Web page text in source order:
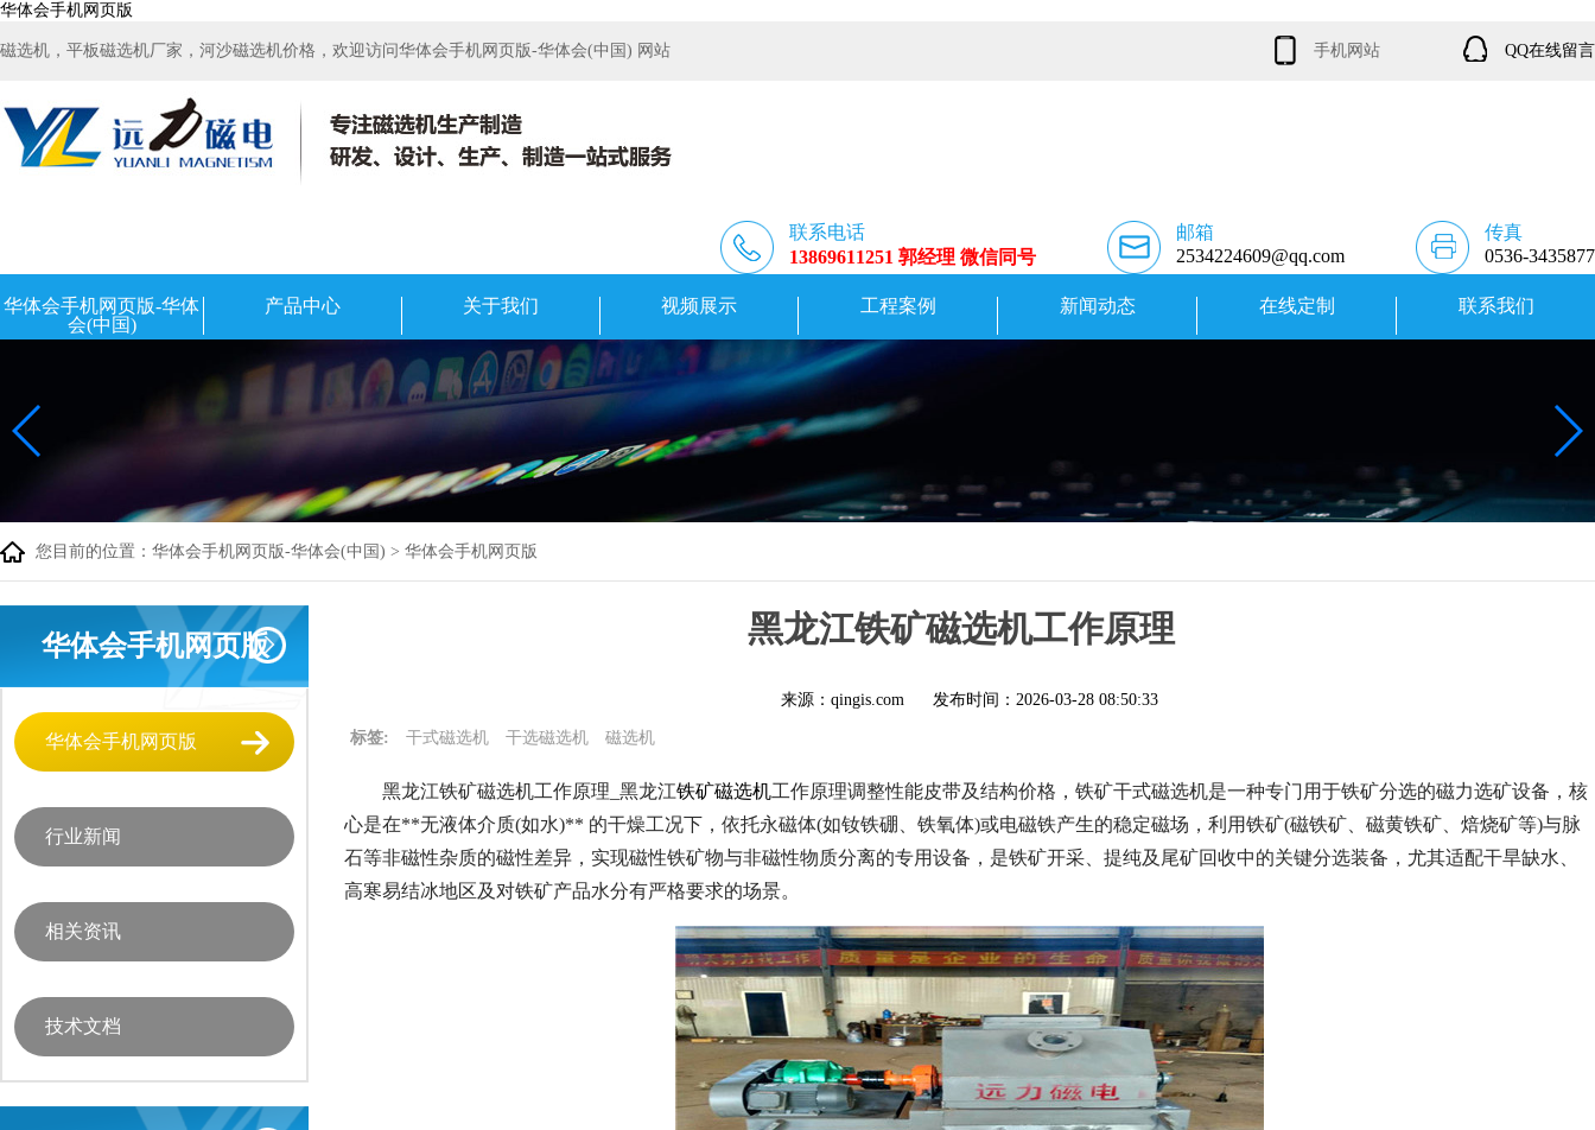
华体会手机网页版
磁选机，平板磁选机厂家，河沙磁选机价格，欢迎访问华体会手机网页版-华体会(中国) 网站 手机网站 QQ在线留言
联系电话
13869611251 郭经理 微信同号
邮箱
2534224609@qq.com
传真
0536-3435877
华体会手机网页版-华体
会(中国)
产品中心 关于我们 视频展示 工程案例 新闻动态 在线定制 联系我们
您目前的位置： 华体会手机网页版-华体会(中国) > 华体会手机网页版
华体会手机网页版
华体会手机网页版
行业新闻
相关资讯
技术文档
黑龙江铁矿磁选机工作原理
来源：qingis.com 发布时间： 2026-03-28 08:50:33
标签: 干式磁选机 干选磁选机 磁选机
黑龙江铁矿磁选机工作原理_黑龙江铁矿磁选机工作原理调整性能皮带及结构价格，铁矿干式磁选机是一种专门用于铁矿分选的磁力选矿设备，核
心是在**无液体介质(如水)** 的干燥工况下，依托永磁体(如钕铁硼、铁氧体)或电磁铁产生的稳定磁场，利用铁矿(磁铁矿、磁黄铁矿、焙烧矿等)与脉
石等非磁性杂质的磁性差异，实现磁性铁矿物与非磁性物质分离的专用设备，是铁矿开采、提纯及尾矿回收中的关键分选装备，尤其适配干旱缺水、
高寒易结冰地区及对铁矿产品水分有严格要求的场景。